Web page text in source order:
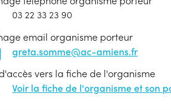
03 22 33 23 90
email organisme porteur
greta.somme@ac-amiens.fr
vers la fiche de l'organisme
Voir la fiche de l'organisme et son